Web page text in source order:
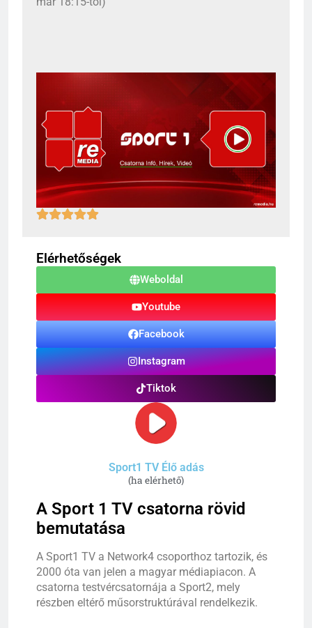
Elérhetőségek
Weboldal
Youtube
Facebook
Instagram
Tiktok
Sport1 TV Élő adás
(ha elérhető)
A Sport 1 TV csatorna rövid
bemutatása
A Sport1 TV a Network4 csoporthoz tartozik, és
2000 óta van jelen a magyar médiapiacon. A
csatorna testvércsatornája a Sport2, mely
részben eltérő műsorstruktúrával rendelkezik.